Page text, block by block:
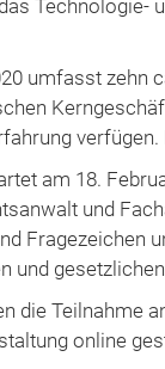
Technologie-
umfasst zehn
am 18.
und
Fragezeichen
und
die Teilnahme
online